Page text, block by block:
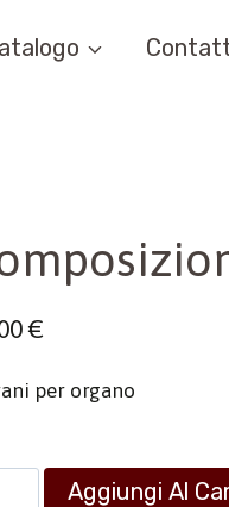
€
per organo
Aggiungi Al